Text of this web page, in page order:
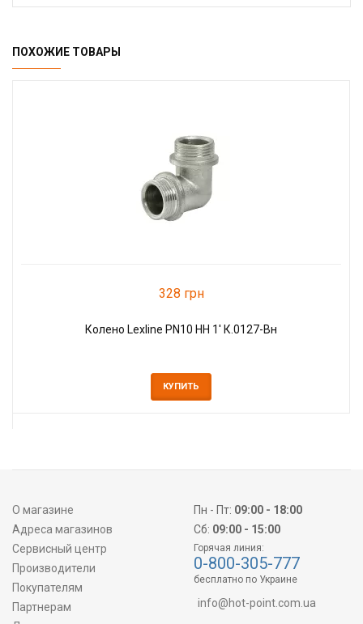
ПОХОЖИЕ ТОВАРЫ
328 грн
Колено Lexline PN10 НН 1' К.0127-Вн
КУПИТЬ
О магазине
Адреса магазинов
Сервисный центр
Производители
Покупателям
Партнерам
Пн - Пт: 09:00 - 18:00
Сб: 09:00 - 15:00
Горячая линия:
0-800-305-777
бесплатно по Украине
info@hot-point.com.ua